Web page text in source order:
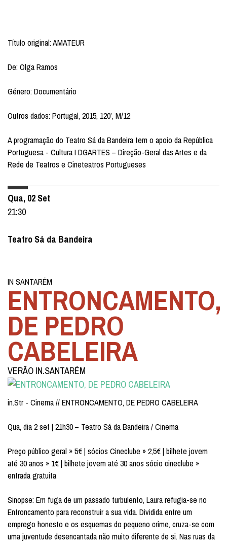
Título original: AMATEUR
De: Olga Ramos
Género: Documentário
Outros dados: Portugal, 2015, 120’, M/12
A programação do Teatro Sá da Bandeira tem o apoio da República
Portuguesa - Cultura I DGARTES – Direção-Geral das Artes e da
Rede de Teatros e Cineteatros Portugueses
Qua, 02 Set
21:30
Teatro Sá da Bandeira
IN SANTARÉM
ENTRONCAMENTO,
DE PEDRO
CABELEIRA
VERÃO IN.SANTARÉM
in.Str - Cinema // ENTRONCAMENTO, DE PEDRO CABELEIRA
Qua, dia 2 set | 21h30 – Teatro Sá da Bandeira / Cinema
Preço público geral » 5€ | sócios Cineclube » 2,5€ | bilhete jovem
até 30 anos » 1€ | bilhete jovem até 30 anos sócio cineclube »
entrada gratuita
Sinopse: Em fuga de um passado turbulento, Laura refugia-se no
Entroncamento para reconstruir a sua vida. Dividida entre um
emprego honesto e os esquemas do pequeno crime, cruza-se com
uma juventude desencantada não muito diferente de si. Nas ruas da